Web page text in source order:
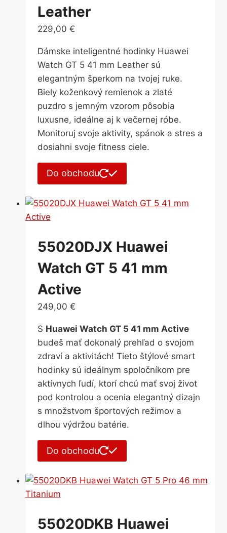
Leather
229,00 €
Dámske inteligentné hodinky Huawei
Watch GT 5 41 mm Leather sú
elegantným šperkom na tvojej ruke.
Biely koženkový remienok a zlaté
puzdro s jemným vzorom pôsobia
luxusne, ideálne aj k večernej róbe.
Monitoruj svoje aktivity, spánok a stres a
dosiahni svoje fitness ciele.
Do obchodu
55020DJX Huawei
Watch GT 5 41 mm
Active
249,00 €
S Huawei Watch GT 5 41 mm Active
budeš mať dokonalý prehľad o svojom
zdraví a aktivitách! Tieto štýlové smart
hodinky sú ideálnym spoločníkom pre
aktívnych ľudí, ktorí chcú mať svoj život
pod kontrolou a ocenia elegantný dizajn
s množstvom športových režimov a
dlhou výdržou batérie.
Do obchodu
55020DKB Huawei